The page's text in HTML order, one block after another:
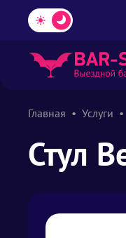
Главная Услуги
Стул